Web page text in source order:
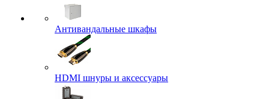
Антивандальные шкафы
HDMI шнуры и аксессуары